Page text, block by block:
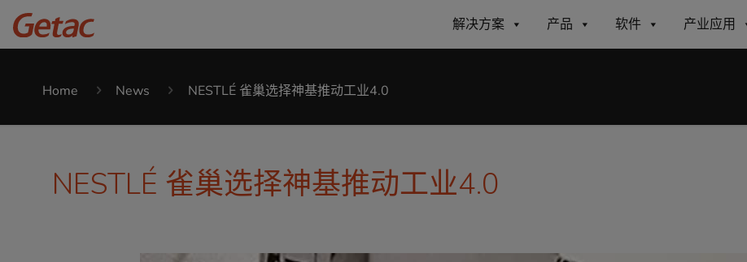
解决方案 产品 软件 产业应用
Home News NESTLÉ 雀巢选择神基推动工业4.0
NESTLÉ 雀巢选择神基推动工业4.0